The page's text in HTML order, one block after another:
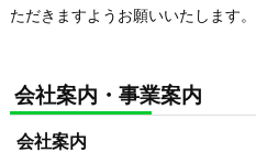
ただきますようお願いいたします。
会社案内・事業案内
会社案内